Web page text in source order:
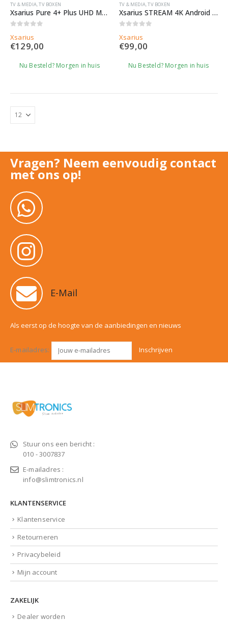
TV & MEDIA,TV BOXEN
Xsarius Pure 4+ Plus UHD Mediastreamer – BT EDition
Xsarius
€129,00
Nu Besteld? Morgen in huis
TV & MEDIA,TV BOXEN
Xsarius STREAM 4K Android IPTV Streaming Box
Xsarius
€99,00
Nu Besteld? Morgen in huis
Vragen? Neem eenvoudig contact
met ons op!
E-Mail
Als eerst op de hoogte van de aanbiedingen en nieuws
E-mailadres:
Stuur ons een bericht :
010 - 3007837
E-mailadres :
info@slimtronics.nl
KLANTENSERVICE
Klantenservice
Retourneren
Privacybeleid
Mijn account
ZAKELIJK
Dealer worden